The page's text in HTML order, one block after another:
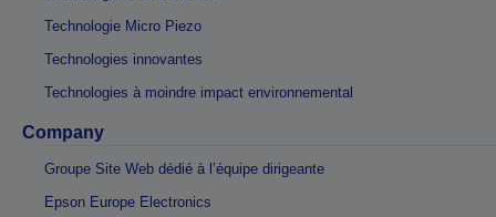
Technologie Micro Piezo
Technologies innovantes
Technologies à moindre impact environnemental
Company
Groupe Site Web dédié à l’équipe dirigeante
Epson Europe Electronics